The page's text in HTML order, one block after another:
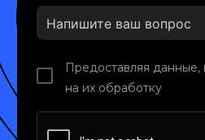
Предоставляя данные,
на их обработку